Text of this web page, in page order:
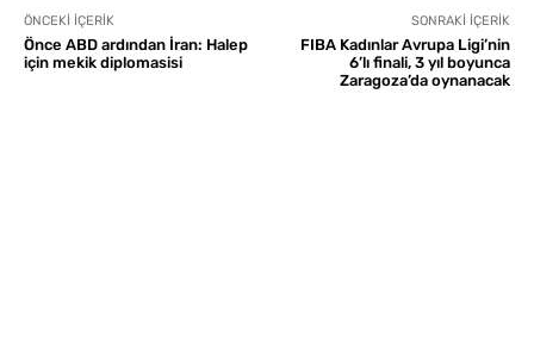
ÖNCEKI İÇERIK
Önce ABD ardından İran: Halep
için mekik diplomasisi
SONRAKI İÇERIK
FIBA Kadınlar Avrupa Ligi’nin
6’lı finali, 3 yıl boyunca
Zaragoza’da oynanacak